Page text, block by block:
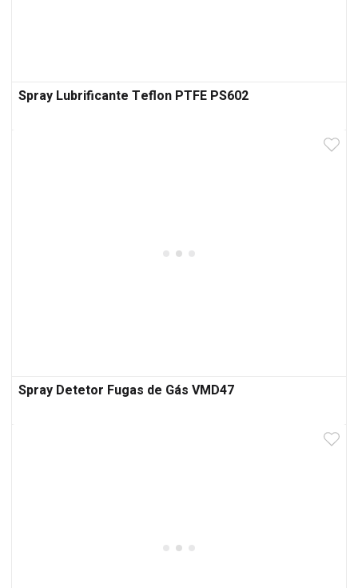
Spray Lubrificante Teflon PTFE PS602
Spray Detetor Fugas de Gás VMD47